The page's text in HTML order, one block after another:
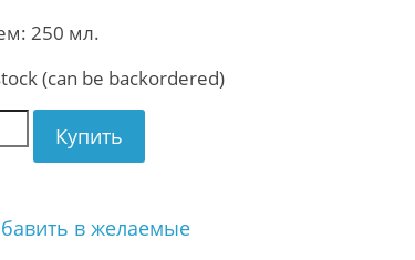
250 мл.
(can be backordered)
Купить
в желаемые